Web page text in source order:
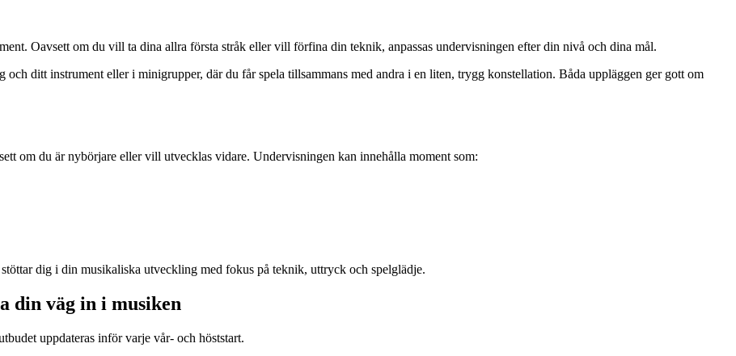
Oavsett om du vill ta dina allra första stråk eller vill förfina din teknik, anpassas undervisningen efter din nivå och dina mål.
ditt instrument eller i minigrupper, där du får spela tillsammans med andra i en liten, trygg konstellation. Båda uppläggen ger gott om
om du är nybörjare eller vill utvecklas vidare. Undervisningen kan innehålla moment som:
dig i din musikaliska utveckling med fokus på teknik, uttryck och spelglädje.
din väg in i musiken
uppdateras inför varje vår- och höststart.